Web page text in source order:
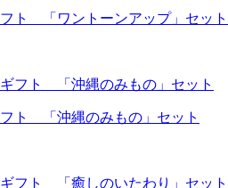
ト 「ワントーンアップ」セット
ト 「沖縄のみもの」セット